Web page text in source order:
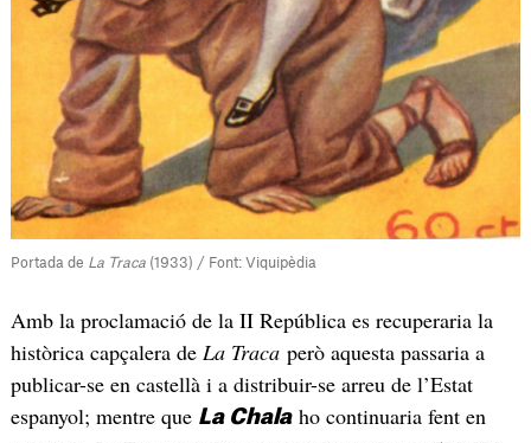
Portada de La Traca(1933) / Font: Viquipèdia
Amb la proclamació de la II República es recuperaria la
històrica capçalera de La Tracaperò aquesta passaria a
publicar-se en castellà i a distribuir-se arreu de l’Estat
espanyol; mentre que La Chalaho continuaria fent en